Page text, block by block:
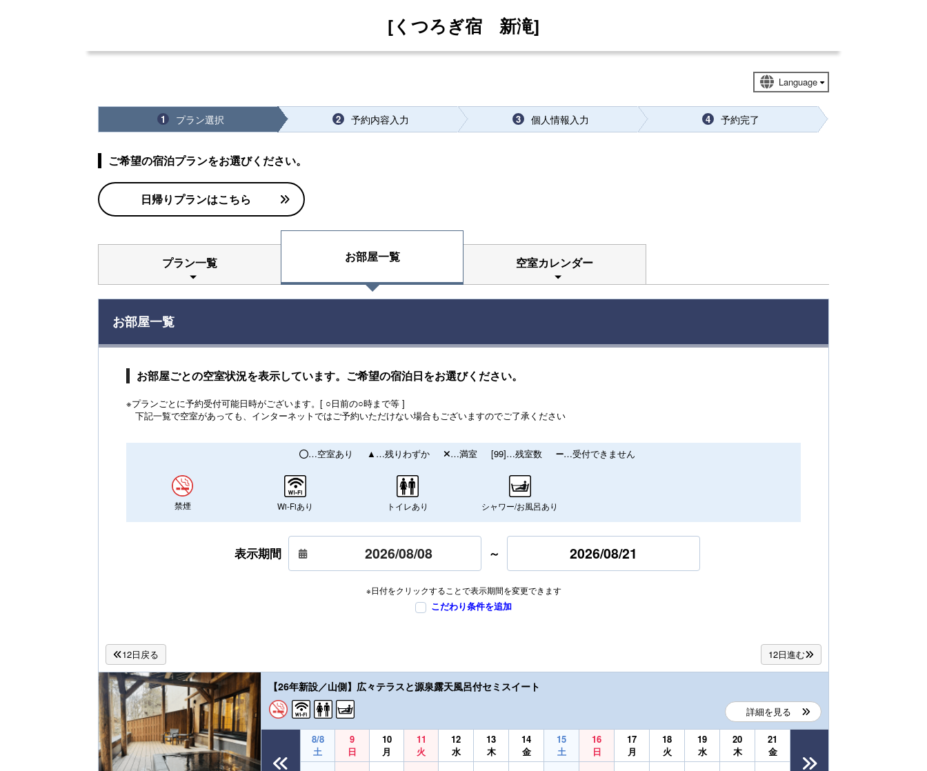
[くつろぎ宿 新滝]
1 プラン選択 2 予約内容入力 3 個人情報入力 4 予約完了
ご希望の宿泊プランをお選びください。
日帰りプランはこちら
プラン一覧 お部屋一覧 空室カレンダー
お部屋一覧
お部屋ごとの空室状況を表示しています。ご希望の宿泊日をお選びください。
※プランごとに予約受付可能日時がございます。[ ○日前の○時まで等 ]
下記一覧で空室があっても、インターネットではご予約いただけない場合もございますのでご了承ください
…空室あり …残りわずか …満室 [99]…残室数 …受付できません
禁煙 Wi-Fiあり トイレあり シャワー/お風呂あり
表示期間 ～ 2026/08/21
※日付をクリックすることで表示期間を変更できます
こだわり条件を追加
12日戻る 12日進む
【26年新設／山側】広々テラスと源泉露天風呂付セミスイート
詳細を見る
8/8
土
9
日
10
月
11
火
12
水
13
木
14
金
15
土
16
日
17
月
18
火
19
水
20
木
21
金